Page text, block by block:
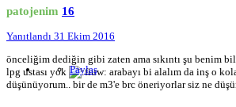
patojenim 16
Yanıtlandı 31 Ekim 2016
Paylaş
önceliğim dediğin gibi zaten ama sıkıntı şu benim
lpg ustası yok
arabayı bi alalım da inş o
düşünüyorum.. bir de m3'e brc öneriyorlar siz ne